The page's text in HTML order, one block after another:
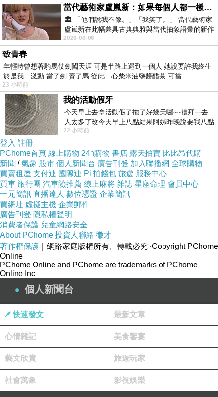
協調後，最終還是由媽媽出面，說好了拍照錄影回來和爸
爸分享，才開心地和媽媽手牽手出門。
參加了這麼多次親職日，不得不說真的對這間學校的角落
教學刮目相看，尤其一路從小班看到大班，雖然上半年因
為疫情關係取消親職活動，但還是很容易發現孩子們的進
步。
之前就大約知道這次的活動主題分為哪些角落，前兩天就
開始和鴨鴨聊天：『你這次想帶媽媽參觀哪個角落？』
《瞄準砲彈發射角--鴨鴨的作品》
「嗯~瞄準炮彈發射角。」鴨鴨說。
據說這個角落是這次的主題「各行各業」中，「警察」角
當代藝術家盧嵐新：如果每個人都一樣，這世界該有多無聊？
🏛️ 「他們說我不像。」「我笑了。」 當代藝術家
盧嵐新在此幅兼具古典典雅與當代抽象語彙的新作
中，以沈靜的藍色空間為背景，描繪了
2026-08-06
致青春
年輕時曾想著騎馬仗劍闖天涯 可是半路上遇到一個人 她說要許我終生
於是我一激動 當了劍 賣了馬 從此一心柴米油鹽醬醋茶 可當
23 小時前
我的活動假牙
今天早上去拿活動假了拖了好幾天囉~~禮拜一去
人太多了改今天早上八點結果阿姊昨晚說要我八點
去西螺農會~回到莿桐都8點半多了
22 小時前
登入 註冊
PChome首頁 線上購物 24h購物 書店 露天拍賣 比比昂代購
新聞 /氣象 股市 個人新聞台 廣告刊登 加入聯播網 全球購物
買賣租屋 支付連 國際連 Pi 拍錢包 旅遊 服務中心
買車 旅行團 汽車險推薦 線上麻將 雜誌 星座命理 會員中心
一元簡訊 直播達人 數位憑證 企業簡訊
買網址 虛擬主機 企業郵件
廣告刊登 隱私權聲明
消費者保護 兒童網路安全
About PChome 投資人聯絡 徵才
著作權保護 ｜網路家庭版權所有、轉載必究 ‧Copyright PChome
Online
PChome Online and PChome are trademarks of PChome
Online Inc.
個人新聞台
快速發文 最新文章
心情雜記 美食饗宴
藝文欣賞 旅遊玩家
社會萬象 影視娛樂